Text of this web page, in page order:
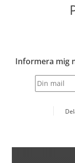
Informera mig